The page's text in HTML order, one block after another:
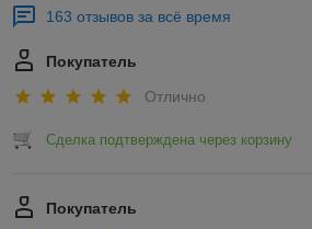
163 отзывов за всё время
Покупатель
Отлично
Сделка подтверждена через корзину
Покупатель